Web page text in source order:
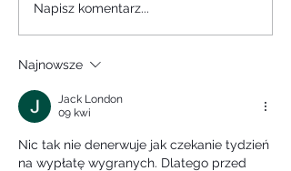
Napisz komentarz...
Najnowsze
Jack London
09 kwi
Nic tak nie denerwuje jak czekanie tydzień
na wypłatę wygranych. Dlatego przed